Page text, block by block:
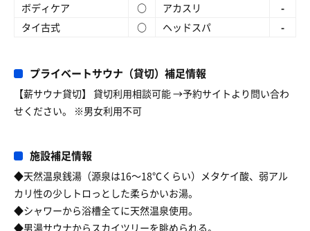
ボディケア ○ アカスリ
-
タイ古式
○ ヘッドスパ -
プライベートサウナ（貸切）補足情報
【薪サウナ貸切】 貸切利用相談可能 →予約サイトより問い合わ
せください。 ※男女利用不可
施設補足情報
◆天然温泉銭湯（源泉は16〜18℃くらい）メタケイ酸、弱アル
カリ性の少しトロっとした柔らかいお湯。
◆シャワーから浴槽全てに天然温泉使用。
◆男湯サウナからスカイツリーを眺められる。